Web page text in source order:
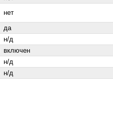
нет
да
н/д
включен
н/д
н/д